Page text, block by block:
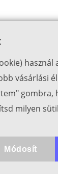
használ
vásárlási
gombra,
milyen
Módosít